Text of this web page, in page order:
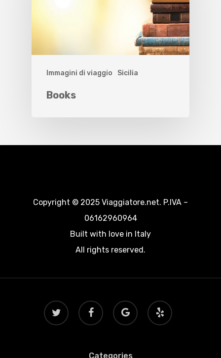
Immagini di viaggio Sicilia
Books
Copyright © 2025 Viaggiatore.net. P.IVA –
06162960964
Built with love in Italy
All rights reserved.
twitter facebook
google-
plus
yelp
Categories